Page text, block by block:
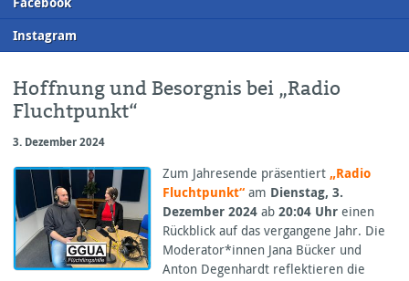
Instagram
Hoffnung und Besorgnis bei „Radio
Fluchtpunkt“
3. Dezember 2024
Zum Jahresende präsentiert „Radio
Fluchtpunkt“am Dienstag, 3.
Dezember 2024ab 20:04 Uhreinen
Rückblick auf das vergangene Jahr. Die
Moderator*innen Jana Bücker und
Anton Degenhardt reflektieren die